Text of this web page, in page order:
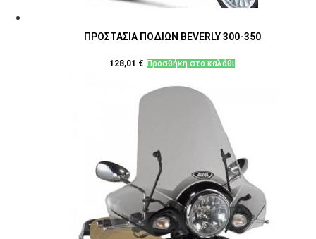
ΠΡΟΣΤΑΣΙΑ ΠΟΔΙΩΝ BEVERLY 300-350
128,01 € Προσθήκη στο καλάθι